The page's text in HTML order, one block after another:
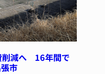
削減へ 16年間で
市